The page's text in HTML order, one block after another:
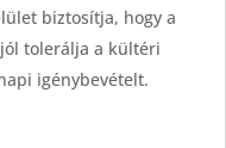
biztosítja, hogy a
tolerálja a kültéri
igénybevételt.